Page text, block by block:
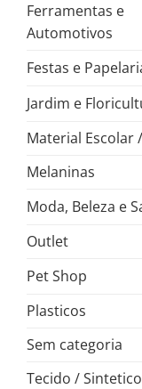
Ferramentas e
Automotivos
Festas e
Jardim e
Material Escolar
Melaninas
Moda, Beleza e
Outlet
Pet Shop
Plasticos
Sem categoria
Tecido /